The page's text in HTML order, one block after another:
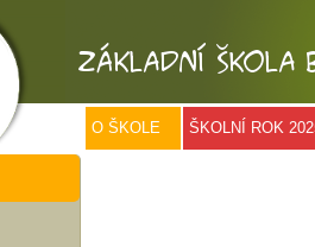
O ŠKOLE ŠKOLNÍ ROK